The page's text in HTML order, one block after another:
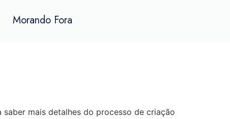
Morando Fora
mais detalhes do processo de criação